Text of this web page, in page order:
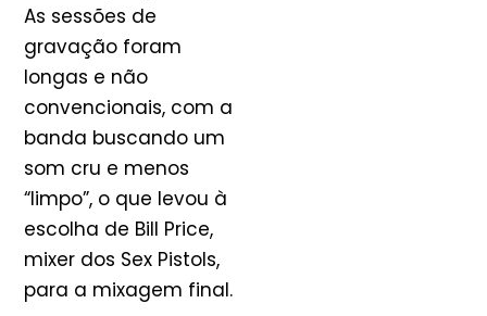
As sessões de
gravação foram
longas e não
convencionais, com a
banda buscando um
som cru e menos
“limpo”, o que levou à
escolha de Bill Price,
mixer dos Sex Pistols,
para a mixagem final.